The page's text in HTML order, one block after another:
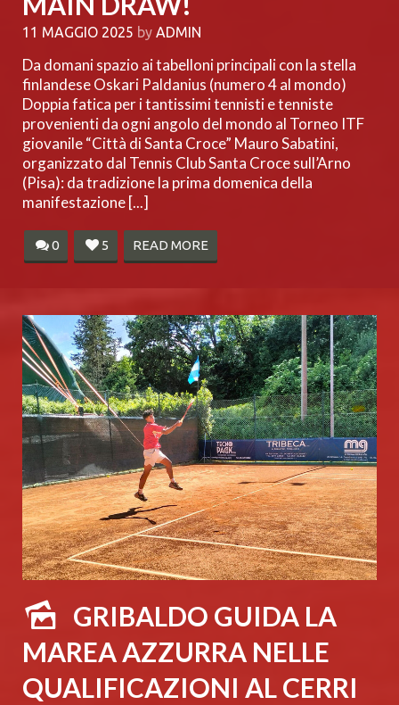
11 MAGGIO 2025 by ADMIN
Da domani spazio ai tabelloni principali con la stella
finlandese Oskari Paldanius (numero 4 al mondo)
Doppia fatica per i tantissimi tennisti e tenniste
provenienti da ogni angolo del mondo al Torneo ITF
giovanile “Città di Santa Croce” Mauro Sabatini,
organizzato dal Tennis Club Santa Croce sull’Arno
(Pisa): da tradizione la prima domenica della
manifestazione [...]
0 5 READ MORE
GRIBALDO GUIDA LA
MAREA AZZURRA NELLE
QUALIFICAZIONI AL CERRI